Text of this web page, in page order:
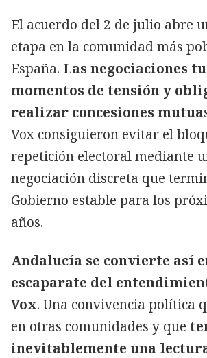
El acuerdo del 2 de julio abre
etapa en la comunidad más
España. Las negociaciones
momentos de tensión y
realizar concesiones mutua
Vox consiguieron evitar el
repetición electoral mediante
negociación discreta que
Gobierno estable para los
años.
Andalucía se convierte así
escaparate del
Vox. Una convivencia política
en otras comunidades y que
inevitablemente una